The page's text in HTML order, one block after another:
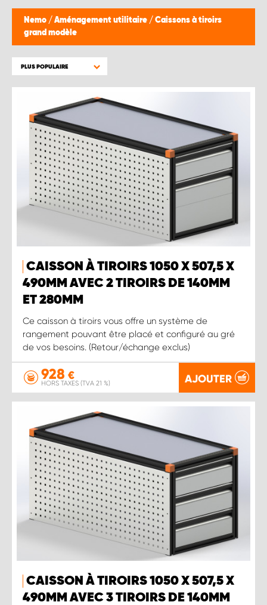
Nemo / Aménagement utilitaire / Caissons à tiroirs
grand modèle
PLUS POPULAIRE
CAISSON À TIROIRS 1050 X 507,5 X
490MM AVEC 2 TIROIRS DE 140MM
ET 280MM
Ce caisson à tiroirs vous offre un système de
rangement pouvant être placé et configuré au gré
de vos besoins. (Retour/échange exclus)
928 €
HORS TAXES (TVA 21 %) AJOUTER
CAISSON À TIROIRS 1050 X 507,5 X
490MM AVEC 3 TIROIRS DE 140MM
WORK SYSTEM LIMBURG-KEMPEN
WORK SYSTEM NAMUR
WORK SYSTEM WEST BY PRO-VAN